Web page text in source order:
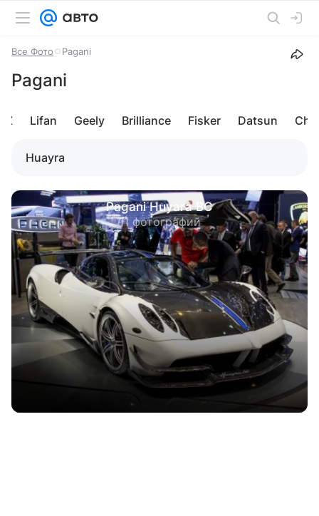
Все Фото Pagani
Pagani
Lifan Geely Brilliance Fisker Datsun
Huayra
Pagani Huyara BC
11 фотографий